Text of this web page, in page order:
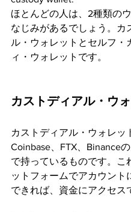
ほとんどの人は、2種類の
なじみがあるでしょう。カ
ル・ウォレットとセルフ・
ィ・ウォレットです。
カストディアル・ウ
カストディアル・ウォレッ
Coinbase、FTX、Binance
で持っているものです。こ
ットフォームでアカウント
できれば、資金にアクセス